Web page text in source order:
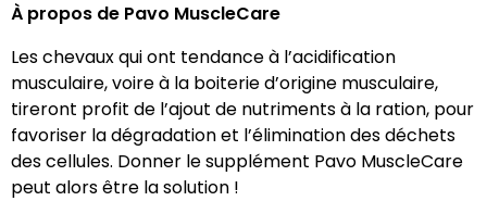
À propos de Pavo MuscleCare
Les chevaux qui ont tendance à l’acidification
musculaire, voire à la boiterie d’origine musculaire,
tireront profit de l’ajout de nutriments à la ration, pour
favoriser la dégradation et l’élimination des déchets
des cellules. Donner le supplément Pavo MuscleCare
peut alors être la solution !